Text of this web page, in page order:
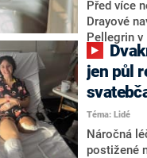
Před více
Drayové
Pellegrin v
skončila v
den před
V
Obvinění
jen půl
Téma: Lidé
Náročná
postižené